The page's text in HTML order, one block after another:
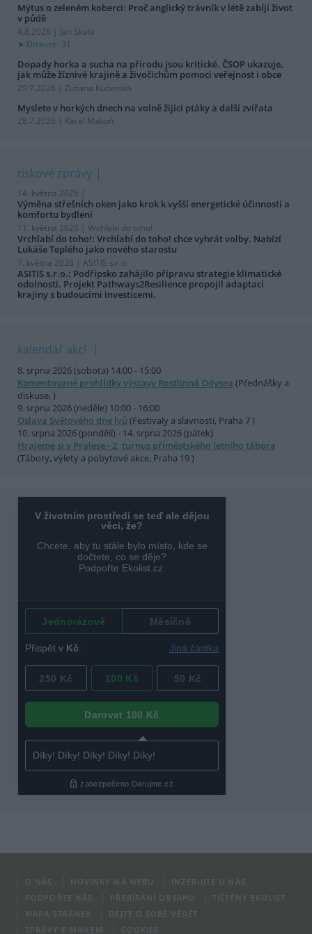
Mýtus o zeleném koberci: Proč anglický trávník v létě zabíjí život
v půdě
4.8.2026 | Jan Skala
Diskuse: 31
Dopady horka a sucha na přírodu jsou kritické. ČSOP ukazuje,
jak může žíznivé krajině a živočichům pomoci veřejnost i obce
29.7.2026 | Zuzana Kučerová
Myslete v horkých dnech na volně žijící ptáky a další zvířata
28.7.2026 | Karel Makoň
tiskové zprávy
14. května 2026 |
Výměna střešních oken jako krok k vyšší energetické účinnosti a
komfortu bydlení
11. května 2026 | Vrchlabí do toho!
Vrchlabí do toho!: Vrchlabí do toho! chce vyhrát volby. Nabízí
Lukáše Teplého jako nového starostu
7. května 2026 | ASITIS s.r.o.
ASITIS s.r.o.: Podřipsko zahájilo přípravu strategie klimatické
odolnosti. Projekt Pathways2Resilience propojil adaptaci
krajiny s budoucími investicemi.
kalendář akcí
8. srpna 2026 (sobota) 14:00 - 15:00
Komentované prohlídky výstavy Rostlinná Odysea (Přednášky a
diskuse, )
9. srpna 2026 (neděle) 10:00 - 16:00
Oslava Světového dne lvů (Festivaly a slavnosti, Praha 7 )
10. srpna 2026 (pondělí) - 14. srpna 2026 (pátek)
Hrajeme si v Pralese - 2. turnus příměstského letního tábora
(Tábory, výlety a pobytové akce, Praha 19 )
O NÁS NOVINKY NA WEBU
INZERUJTE U NÁS
PODPOŘTE NÁS
PŘEBÍRÁNÍ OBSAHU
TIŠTĚNÝ EKOLIST
MAPA STRÁNEK
DEJTE O SOBĚ VĚDĚT
ZPRÁVY E-MAILEM
COOKIES